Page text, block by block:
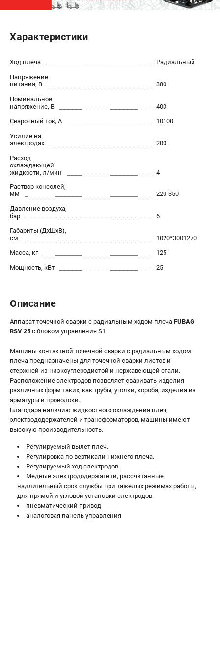
Генераторы бензиновые
Генераторы инверторные
Генераторы сварочные
ПОЛЕЗНЫЕ СТАТЬИ
Как выбрать бензопилу?
Как правильно выбрать генератор?
Как выбрать сварочный аппарат?
Аппараты контактной сварки
Сварочные полуавтоматы MIG/MAG
Сварочные аппараты TIG
Сварочные материалы
Информация размещённая на сайте не является публичной
проспект Александровской Фермы, 29АЛ
Режим работы колл-центра:
пн-пт - с 9:00 до 18:00
сб - с 10:00 до 16:00
вс - выходной
ЗАКАЗ ЗАПЧАСТЕЙ
+7 (8112) 59-10-67
zakaz@fubagtorg.ru
Характеристики
Ход плеча
Радиальный
Напряжение
питания, В
380
Номинальное
напряжение, В
400
Сварочный ток, А
10100
Усилие на
электродах
200
Расход
охлаждающей
жидкости, л/мин
4
Раствор консолей,
мм
220-350
Давление воздуха,
бар
6
Габариты (ДхШхВ),
см
1020*3001270
Масса, кг
125
Мощность, кВт
25
Описание
Аппарат точечной сварки c радиальным ходом плеча FUBAG
RSV 25 с блоком управления S1
Машины контактной точечной сварки с радиальным ходом
плеча предназначены для точечной сварки листов и
стержней из низкоуглеродистой и нержавеющей стали.
Расположение электродов позволяет сваривать изделия
различных форм таких, как трубы, уголки, короба, изделия из
арматуры и проволоки.
Благодаря наличию жидкостного охлаждения плеч,
электрододержателей и трансформаторов, машины имеют
высокую производительность.
Регулируемый вылет плеч.
Регулировка по вертикали нижнего плеча.
Регулируемый ход электродов.
Медные электрододержатели, рассчитанные
надлительный срок службы при тяжелых режимах работы,
для прямой и угловой установки электродов.
пневматический привод
аналоговая панель управления